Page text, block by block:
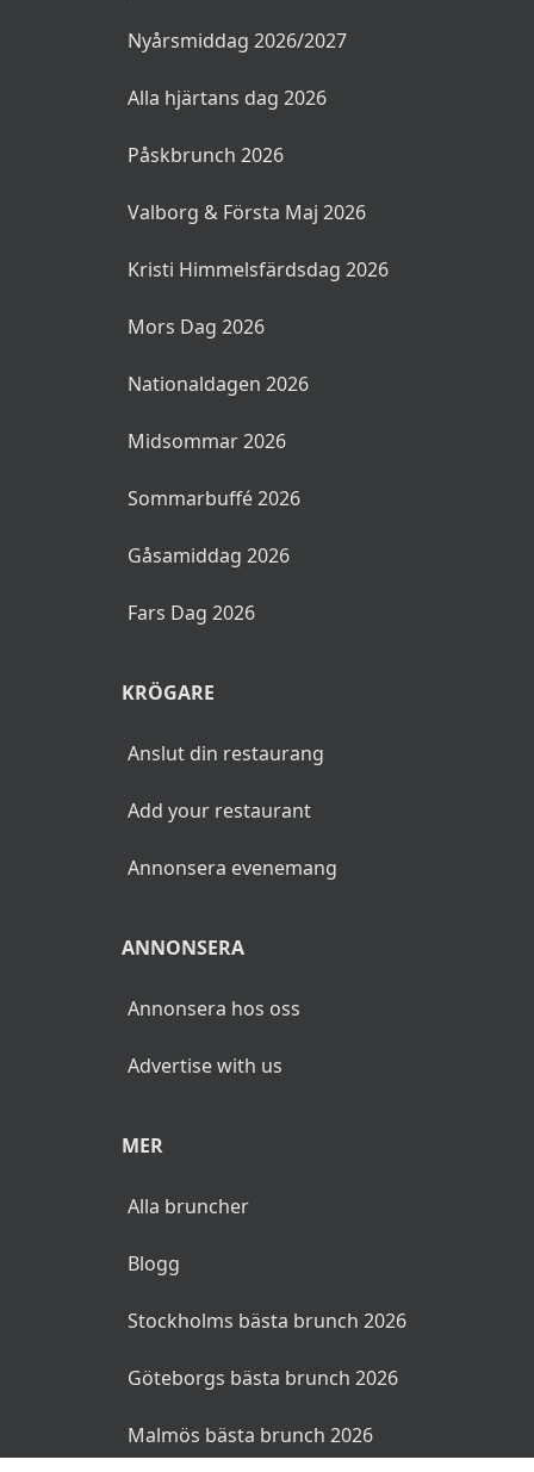
brownie, chokladmousse, hallonsorbet,
BOKA BRUNCH
Nyårsmiddag 2026/2027
Alla hjärtans dag 2026
Påskbrunch 2026
Valborg & Första Maj 2026
Kristi Himmelsfärdsdag 2026
Mors Dag 2026
Nationaldagen 2026
Midsommar 2026
Sommarbuffé 2026
Gåsamiddag 2026
Fars Dag 2026
KRÖGARE
Anslut din restaurang
Add your restaurant
Annonsera evenemang
ANNONSERA
Annonsera hos oss
Advertise with us
MER
Alla bruncher
Blogg
Stockholms bästa brunch 2026
Göteborgs bästa brunch 2026
Malmös bästa brunch 2026